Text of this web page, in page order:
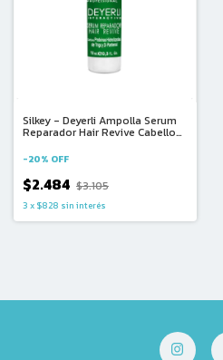
Silkey - Deyerli Ampolla Serum
Reparador Hair Revive Cabellos
-20% OFF
$2.484 $3.105
3 x $828 sin interés